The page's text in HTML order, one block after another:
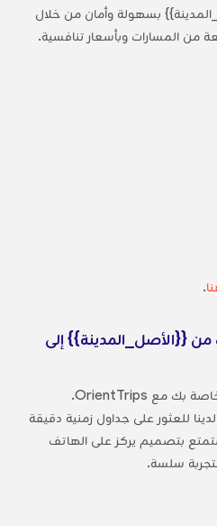
بسهولة وأمان من خلال
من المسارات وبأسعار تنافسية.
.
من {{الأصل_المدينة}} إلى
من السهل حجز تذاكر الحافلة الخاصة بك مع OrientTrips.
للعثور على جداول زمنية دقيقة
بتصميم يركز على الهاتف
سلسة.